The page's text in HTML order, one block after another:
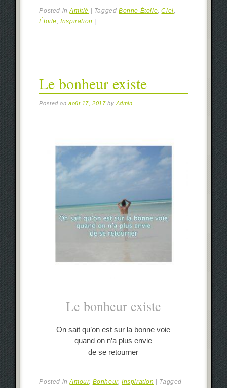
Posted inAmitié | TaggedBonne Étoile ,Ciel
Étoile ,Inspiration |
Le bonheur existe
Posted onaoût 17, 2017 by Admin
Le bonheur existe
On sait qu’on est sur la bonne voie
quand on n’a plus envie
de se retourner
Posted inAmour, Bonheur,Inspiration | Tagged